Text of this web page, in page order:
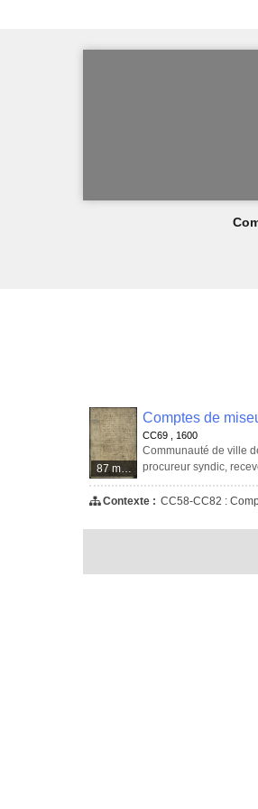
87 médias
Comptes de
CC69 , 1600
Communauté de ville
procureur syndic,
jour de janvier 1600 et
Contexte : CC58-CC82 :